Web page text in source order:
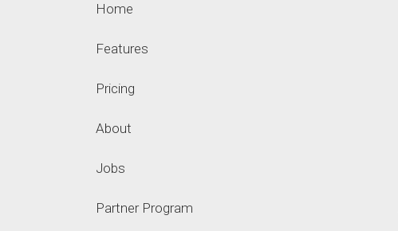
Home
Features
Pricing
About
Jobs
Partner Program